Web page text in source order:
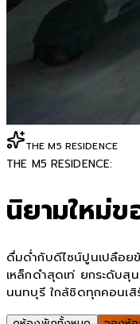
THE M5 RESIDENCE
THE M5 RESIDENCE:
นิยามใหม่
ดื่มด่ำกับดีไซน์ปูนเปลือย
เหล็กดำสุดเท่ ยกระดับสุ
นนทบุรี ใกล้ชิดทุกคอนเสิ